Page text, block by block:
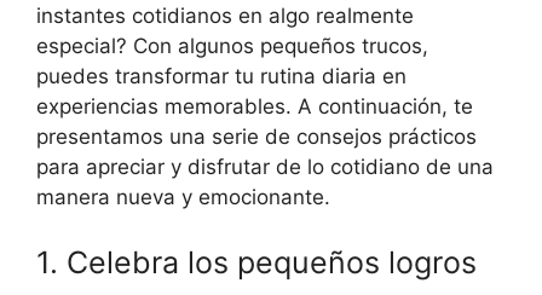
instantes cotidianos en algo realmente
especial? Con algunos pequeños trucos,
puedes transformar tu rutina diaria en
experiencias memorables. A continuación, te
presentamos una serie de consejos prácticos
para apreciar y disfrutar de lo cotidiano de una
manera nueva y emocionante.
1. Celebra los pequeños logros